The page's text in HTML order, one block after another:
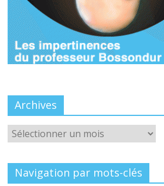
Archives
Archives
Navigation par mots-clés